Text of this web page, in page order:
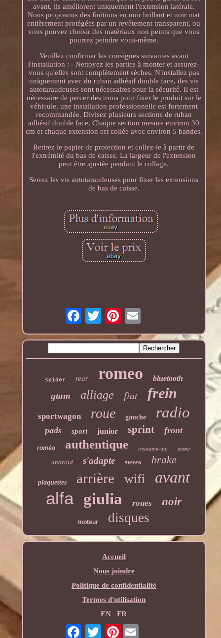
avant, ils améliorent uniquement l'extension latérale.
Nous proposons des finitions en noir brillant et noir mat
entièrement protégées par un revêtement transparent, ou
vous pouvez choisir des matériaux non peints que vous
pourrez peindre vous-même.
Veuillez confirmer les consignes suivantes avant
l'installation : - Nettoyez les parties à monter et assurez-
vous qu'elles sont complètement sèches. N'installez pas
uniquement avec du ruban adhésif double face, des vis
autotaraudeuses sont nécessaires pour la sécurité. Il est
nécessaire de percer des trous pour fixer le produit sur le
véhicule, une installation professionnelle est fortement
recommandée. Divisez plusieurs sections de ruban
adhésif double face. Chaque section mesure environ 30
cm et chaque extension est collée avec environ 5 bandes.
Retirez le papier de protection et collez-le à partir de
l'extrémité du bas de caisse. La largeur de l'extension
peut être ajustée pendant le collage.
Serrez les vis autotaraudeuses pour fixer les extensions
de bas de caisse.
spider rear romeo bluetooth
gtam alliage fiat frein
sportwagon roue gauche radio
pads sport junior sprint front
roméo authentique royaume-uni joueur
android s'adapte stereo brake
plaquettes arrière wifi avant
alfa giulia roues noir
moteur disques
Accueil
Nous joindre
Politique de confidentialité
Termes d'utilisation
EN
FR
Pinterest